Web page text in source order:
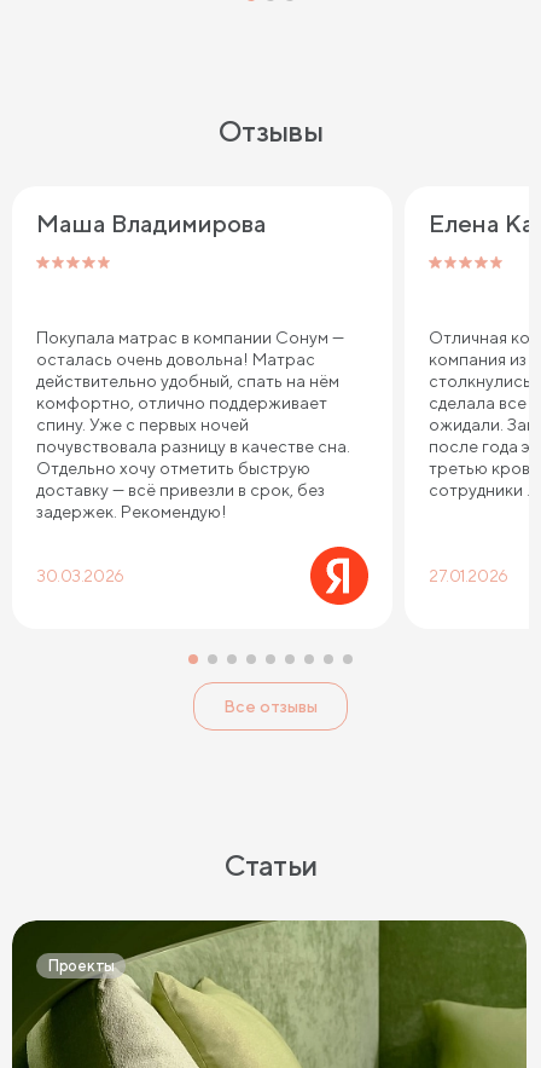
Отзывы
Маша Владимирова
Покупала матрас в компании Сонум —
осталась очень довольна! Матрас
действительно удобный, спать на нём
комфортно, отлично поддерживает
спину. Уже с первых ночей
почувствовала разницу в качестве сна.
Отдельно хочу отметить быструю
доставку — всё привезли в срок, без
задержек. Рекомендую!
30.03.2026
Елена
Отличная
компания из
столкнулись
сделала все
ожидали.
после года
третью
сотрудники .
27.01.2026
Все отзывы
Статьи
Проекты